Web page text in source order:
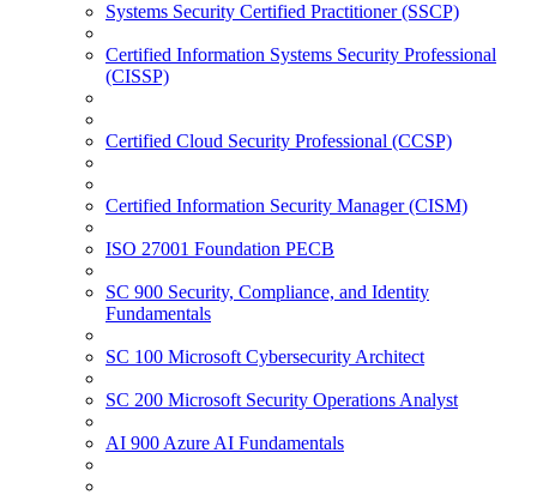
Systems Security Certified Practitioner (SSCP)
Certified Information Systems Security Professional
(CISSP)
Certified Cloud Security Professional (CCSP)
Certified Information Security Manager (CISM)
ISO 27001 Foundation PECB
SC 900 Security, Compliance, and Identity
Fundamentals
SC 100 Microsoft Cybersecurity Architect
SC 200 Microsoft Security Operations Analyst
AI 900 Azure AI Fundamentals